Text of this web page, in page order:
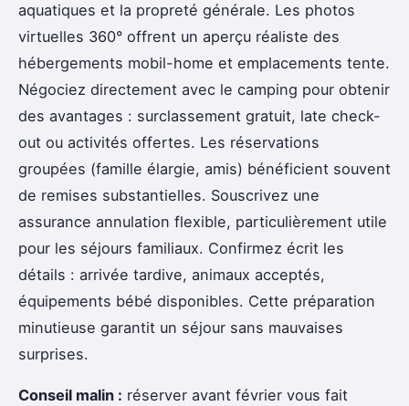
aquatiques et la propreté générale. Les photos
virtuelles 360° offrent un aperçu réaliste des
hébergements mobil-home et emplacements tente.
Négociez directement avec le camping pour obtenir
des avantages : surclassement gratuit, late check-
out ou activités offertes. Les réservations
groupées (famille élargie, amis) bénéficient souvent
de remises substantielles. Souscrivez une
assurance annulation flexible, particulièrement utile
pour les séjours familiaux. Confirmez écrit les
détails : arrivée tardive, animaux acceptés,
équipements bébé disponibles. Cette préparation
minutieuse garantit un séjour sans mauvaises
surprises.
Conseil malin : réserver avant février vous fait